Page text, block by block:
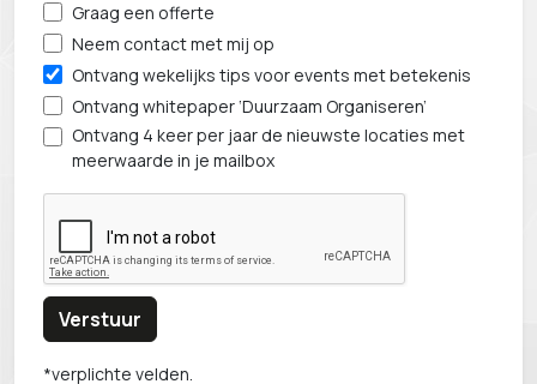
Graag een offerte
Neem contact met mij op
Ontvang wekelijks tips voor events met betekenis
Ontvang whitepaper ‘Duurzaam Organiseren’
Ontvang 4 keer per jaar de nieuwste locaties met
meerwaarde in je mailbox
Verstuur
*verplichte velden.